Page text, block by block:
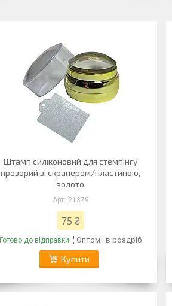
Штамп силіконовий для стемпінгу
прозорий зі скрапером/пластиною,
золото
21379
75 ₴
Готово до відправки Оптом і в роздріб
Купити